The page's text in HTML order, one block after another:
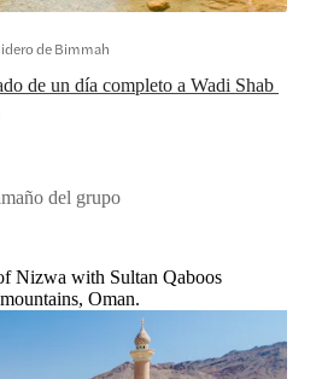
de un día completo a Wadi Shab
de Bimmah
del grupo
Nizwa with Sultan Qaboos
Oman.